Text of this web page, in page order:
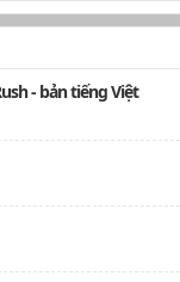
- bản tiếng Việt